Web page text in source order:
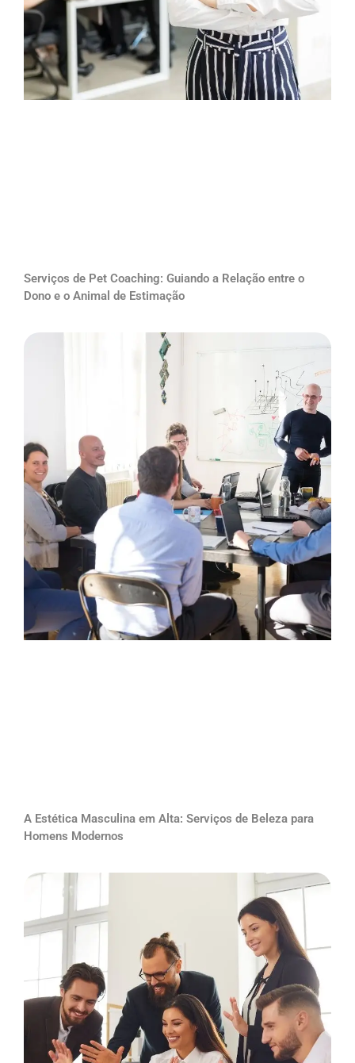
Serviços de Pet Coaching: Guiando a Relação entre o
Dono e o Animal de Estimação
A Estética Masculina em Alta: Serviços de Beleza para
Homens Modernos